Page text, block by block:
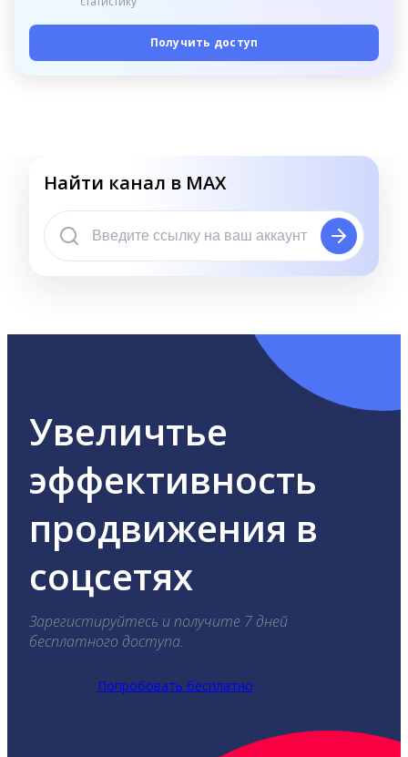
Получить доступ
Найти канал в MAX
Увеличтье
эффективность
продвижения в
соцсетях
Зарегистируйтесь и получите 7 дней
бесплатного доступа.
Попробовать бесплатно